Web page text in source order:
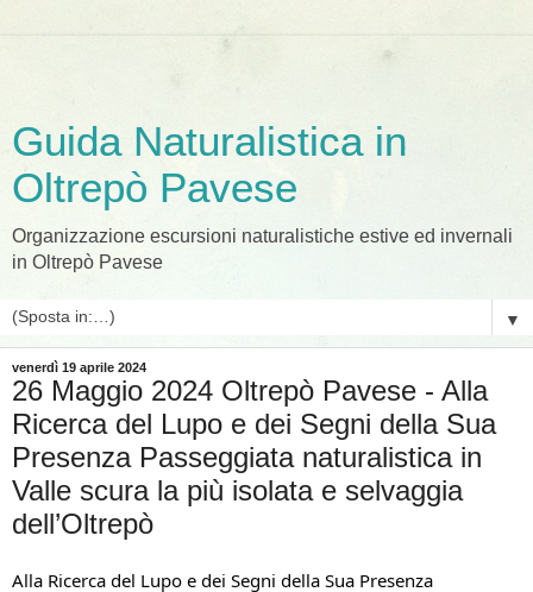
Guida Naturalistica in
Oltrepò Pavese
Organizzazione escursioni naturalistiche estive ed invernali
in Oltrepò Pavese
▼
venerdì 19 aprile 2024
26 Maggio 2024 Oltrepò Pavese - Alla
Ricerca del Lupo e dei Segni della Sua
Presenza Passeggiata naturalistica in
Valle scura la più isolata e selvaggia
dell’Oltrepò
Alla Ricerca del Lupo e dei Segni della Sua Presenza